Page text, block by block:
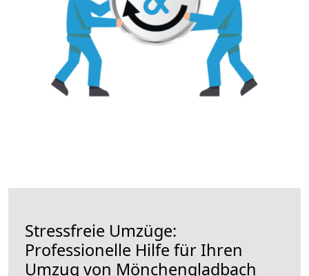
Stressfreie Umzüge:
Professionelle Hilfe für Ihren
Umzug von Mönchengladbach